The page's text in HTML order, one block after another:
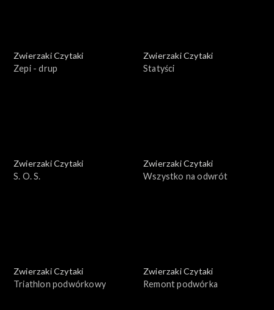
Zwierzaki Czytaki
Zepi - drup
Zwierzaki Czytaki
Statyści
Zwierzaki Czytaki
S. O. S.
Zwierzaki Czytaki
Wszystko na odwrót
Zwierzaki Czytaki
Triathlon podwórkowy
Zwierzaki Czytaki
Remont podwórka